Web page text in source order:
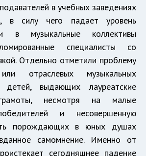
в учебных заведениях
в силу чего падает уровень
в музыкальные коллективы
специалисты со
Отдельно отметили проблему
отраслевых музыкальных
детей, выдающих лауреатские
несмотря на малые
и несовершенную
порождающих в юных душах
самомнение. Именно от
сегодняшнее падение